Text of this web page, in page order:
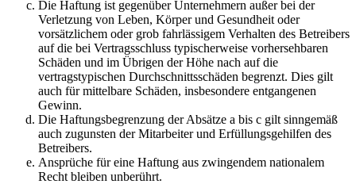
Die Haftung ist gegenüber Unternehmern außer bei der
Verletzung von Leben, Körper und Gesundheit oder
vorsätzlichem oder grob fahrlässigem Verhalten des Betreibers
auf die bei Vertragsschluss typischerweise vorhersehbaren
Schäden und im Übrigen der Höhe nach auf die
vertragstypischen Durchschnittsschäden begrenzt. Dies gilt
auch für mittelbare Schäden, insbesondere entgangenen
Gewinn.
Die Haftungsbegrenzung der Absätze a bis c gilt sinngemäß
auch zugunsten der Mitarbeiter und Erfüllungsgehilfen des
Betreibers.
Ansprüche für eine Haftung aus zwingendem nationalem
Recht bleiben unberührt.